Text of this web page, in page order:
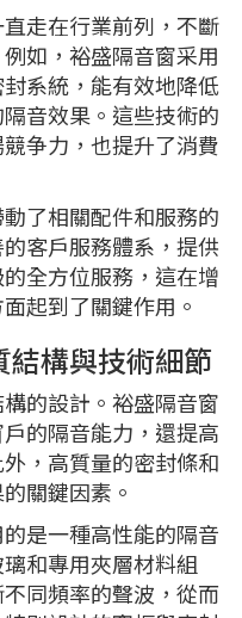
走在行業前列，不斷
如，裕盛隔音窗采用
系統，能有效地降低
音效果。這些技術的
争力，也提升了消費
了相關配件和服務的
客戶服務體系，提供
全方位服務，這在增
起到了關鍵作用。
構與技術細節
的設計。裕盛隔音窗
的隔音能力，還提高
，高質量的密封條和
關鍵因素。
是一種高性能的隔音
和專用夾層材料組
同頻率的聲波，從而